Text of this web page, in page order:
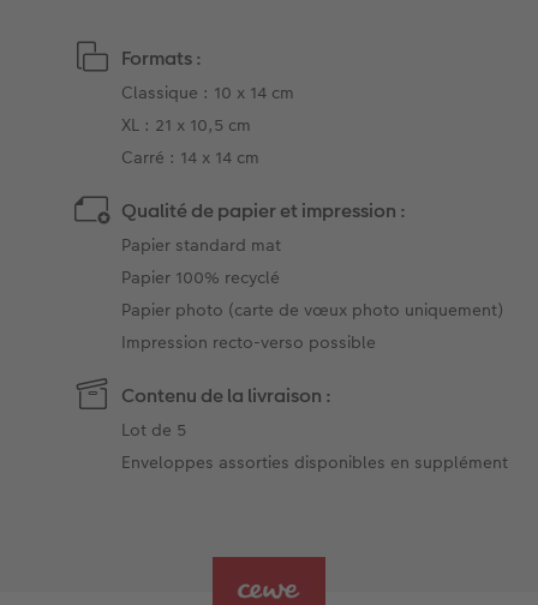
Formats :
Classique : 10 x 14 cm
XL : 21 x 10,5 cm
Carré : 14 x 14 cm
Qualité de papier et impression :
Papier standard mat
Papier 100% recyclé
Papier photo (carte de vœux photo uniquement)
Impression recto-verso possible
Contenu de la livraison :
Lot de 5
Enveloppes assorties disponibles en supplément